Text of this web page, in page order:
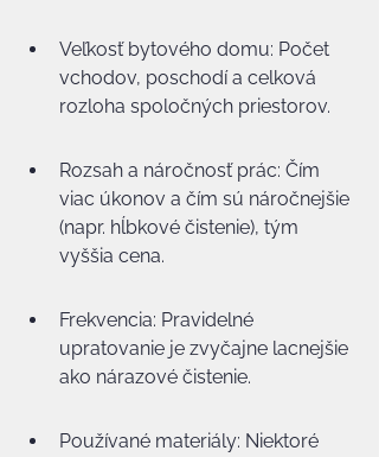
Veľkosť bytového domu: Počet
vchodov, poschodí a celková
rozloha spoločných priestorov.
Rozsah a náročnosť prác: Čím
viac úkonov a čím sú náročnejšie
(napr. hĺbkové čistenie), tým
vyššia cena.
Frekvencia: Pravidelné
upratovanie je zvyčajne lacnejšie
ako nárazové čistenie.
Používané materiály: Niektoré